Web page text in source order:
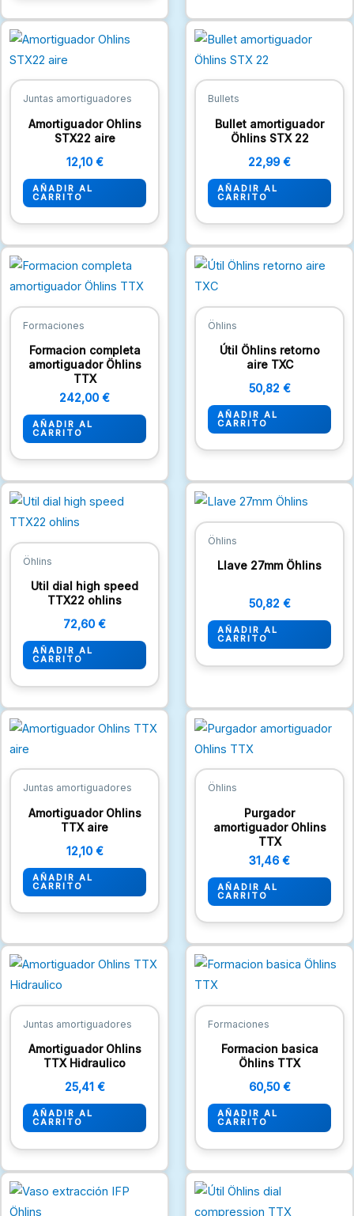
Juntas amortiguadores
Amortiguador Ohlins
STX22 aire
12,10 €
AÑADIR AL
CARRITO
Bullets
Bullet amortiguador
Öhlins STX 22
22,99 €
AÑADIR AL
CARRITO
Formaciones
Formacion completa
amortiguador Öhlins
TTX
242,00 €
AÑADIR AL
CARRITO
Öhlins
Útil Öhlins retorno
aire TXC
50,82 €
AÑADIR AL
CARRITO
Öhlins
Util dial high speed
TTX22 ohlins
72,60 €
AÑADIR AL
CARRITO
Öhlins
Llave 27mm Öhlins
50,82 €
AÑADIR AL
CARRITO
Juntas amortiguadores
Amortiguador Ohlins
TTX aire
12,10 €
AÑADIR AL
CARRITO
Öhlins
Purgador
amortiguador Ohlins
TTX
31,46 €
AÑADIR AL
CARRITO
Juntas amortiguadores
Amortiguador Ohlins
TTX Hidraulico
25,41 €
AÑADIR AL
CARRITO
Formaciones
Formacion basica
Öhlins TTX
60,50 €
AÑADIR AL
CARRITO